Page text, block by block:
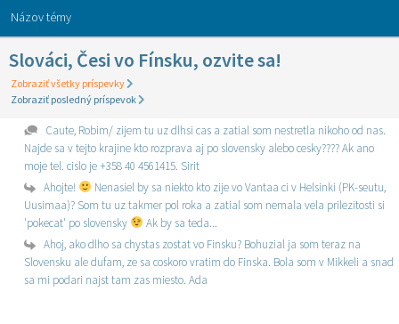
Názov témy
Slováci, Česi vo Fínsku, ozvite sa!
Zobraziť všetky príspevky
Zobraziť posledný príspevok
Caute, Robim/ zijem tu uz dlhsi cas a zatial som nestretla nikoho od nas.
Najde sa v tejto krajine kto rozprava aj po slovensky alebo cesky???? Ak ano
moje tel. cislo je +358 40 4561415. Sirit
Ahojte!
Nenasiel by sa niekto kto zije vo Vantaa ci v Helsinki (PK-seutu,
Uusimaa)? Som tu uz takmer pol roka a zatial som nemala vela prilezitosti si
'pokecat' po slovensky
Ak by sa teda...
Ahoj, ako dlho sa chystas zostat vo Finsku? Bohuzial ja som teraz na
Slovensku ale dufam, ze sa coskoro vratim do Finska. Bola som v Mikkeli a snad
sa mi podari najst tam zas miesto. Ada